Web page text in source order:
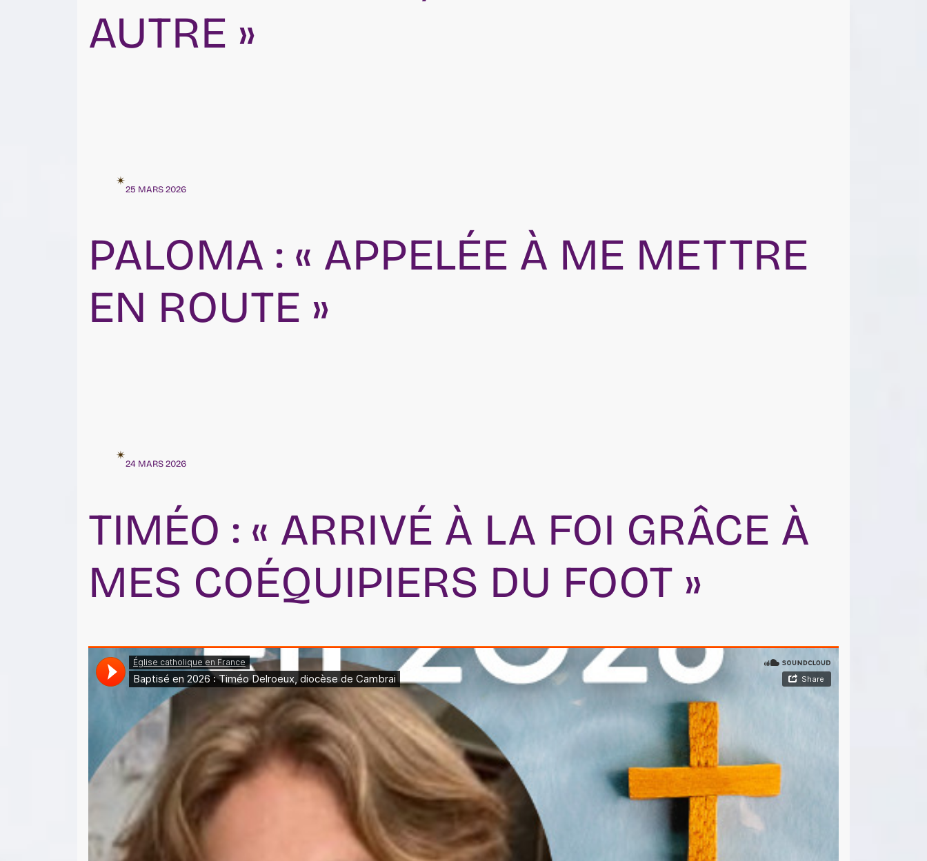
AUTRE »
✴︎
25 MARS 2026
PALOMA : « APPELÉE À ME METTRE
EN ROUTE »
✴︎
24 MARS 2026
TIMÉO : « ARRIVÉ À LA FOI GRÂCE À
MES COÉQUIPIERS DU FOOT »